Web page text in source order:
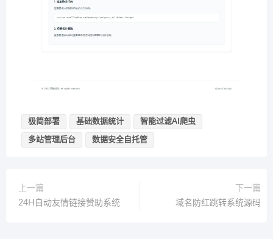
极简部署 基础数据统计 智能过滤AI爬虫
多站管理后台 数据安全自托管
上一篇
24H自动友情链接赞助系统
下一篇
域名防红跳转系统源码